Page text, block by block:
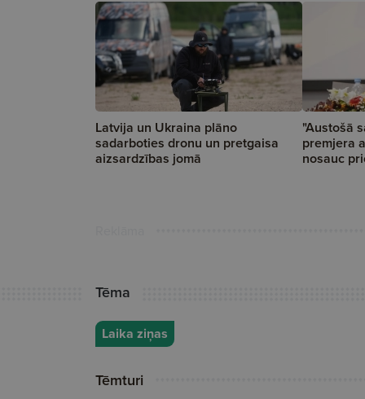
Latvija un Ukraina plāno
sadarboties dronu un pretgaisa
aizsardzības jomā
"Austošā
premjera
nosauc
Tēma
Laika ziņas
Tēmturi